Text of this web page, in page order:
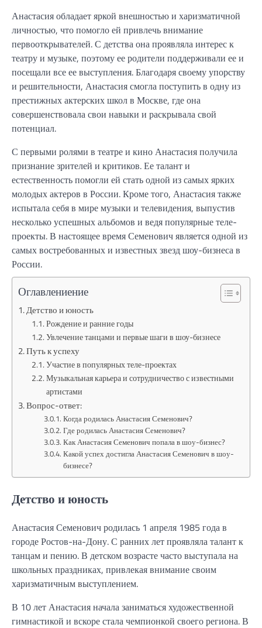
Анастасия обладает яркой внешностью и харизматичной
личностью, что помогло ей привлечь внимание
первооткрывателей. С детства она проявляла интерес к
театру и музыке, поэтому ее родители поддерживали ее и
посещали все ее выступления. Благодаря своему упорству
и решительности, Анастасия смогла поступить в одну из
престижных актерских школ в Москве, где она
совершенствовала свои навыки и раскрывала свой
потенциал.
С первыми ролями в театре и кино Анастасия получила
признание зрителей и критиков. Ее талант и
естественность помогли ей стать одной из самых ярких
молодых актеров в России. Кроме того, Анастасия также
испытала себя в мире музыки и телевидения, выпустив
несколько успешных альбомов и ведя популярные теле-
проекты. В настоящее время Семенович является одной из
самых востребованных и известных звезд шоу-бизнеса в
России.
Оглавлениение
Детство и юность
Рождение и ранние годы
Увлечение танцами и первые шаги в шоу-бизнесе
Путь к успеху
Участие в популярных теле-проектах
Музыкальная карьера и сотрудничество с известными
артистами
Вопрос-ответ:
Когда родилась Анастасия Семенович?
Где родилась Анастасия Семенович?
Как Анастасия Семенович попала в шоу-бизнес?
Какой успех достигла Анастасия Семенович в шоу-
бизнесе?
Детство и юность
Анастасия Семенович родилась 1 апреля 1985 года в
городе Ростов-на-Дону. С ранних лет проявляла талант к
танцам и пению. В детском возрасте часто выступала на
школьных праздниках, привлекая внимание своим
харизматичным выступлением.
В 10 лет Анастасия начала заниматься художественной
гимнастикой и вскоре стала чемпионкой своего региона. В